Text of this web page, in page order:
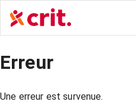
Erreur
Une erreur est survenue.